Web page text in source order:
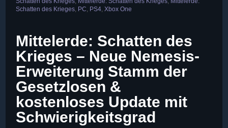
Schatten des Krieges PC PS4 Xbox One
Mittelerde: Schatten des
Krieges – Neue Nemesis-
Erweiterung Stamm der
Gesetzlosen &
kostenloses Update mit
Schwierigkeitsgrad